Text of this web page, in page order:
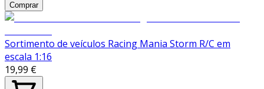
Comprar
Sortimento de veículos Racing Mania Storm R/C em
escala 1:16
19,99 €